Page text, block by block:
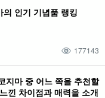
절경 스노클링
의 인기 기념품 랭킹
177143
지마 중 어느 쪽을 추천할
낀 차이점과 매력을 소개